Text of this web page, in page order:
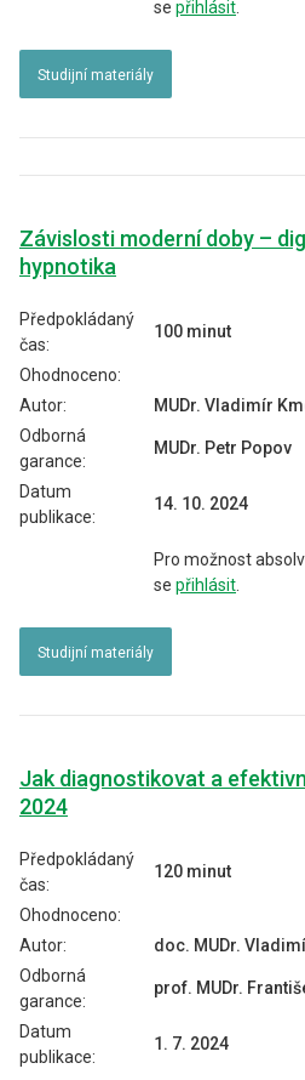
se přihlásit
Studijní materiály
Závislosti moderní doby –
hypnotika
Předpokládaný
čas:
100 minut
Ohodnoceno:
Autor:
MUDr. Vladimír
Odborná
garance:
MUDr. Petr Popov
Datum
publikace:
14. 10. 2024
Pro možnost
se přihlásit
Studijní materiály
Jak diagnostikovat a
2024
Předpokládaný
čas:
120 minut
Ohodnoceno:
Autor:
doc. MUDr.
Odborná
garance:
prof. MUDr.
Datum
publikace:
1. 7. 2024